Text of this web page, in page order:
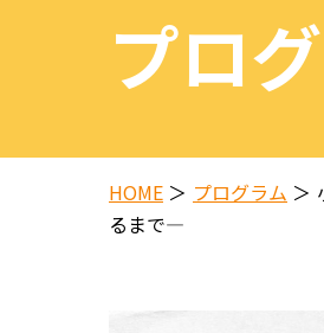
プロ
HOME プログラム
るまで―